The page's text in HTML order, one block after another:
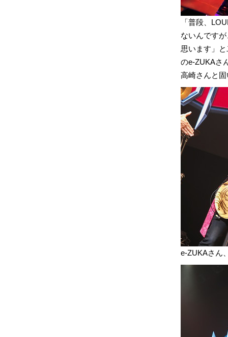
「普段、
ないんです
思います」
のe-ZUKAさ
高崎さんと
e-ZUKAさん